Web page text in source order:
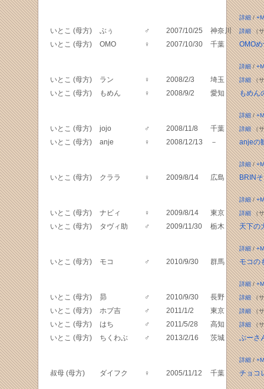
詳細/
いとこ (母方) ぶぅ ♂ 2007/10/25 神奈川 詳細（サ
いとこ (母方) OMO ♀ 2007/10/30 千葉 OMO
詳細/
いとこ (母方) ラン ♀ 2008/2/3 埼玉 詳細（サ
いとこ (母方) もめん ♀ 2008/9/2 愛知 もめん
詳細/
いとこ (母方) jojo ♂ 2008/11/8 千葉 詳細（サ
いとこ (母方) anje ♀ 2008/12/13 － anjeの
詳細/
いとこ (母方) クララ ♀ 2009/8/14 広島 BRIN
詳細/
いとこ (母方) ナビィ ♀ 2009/8/14 東京 詳細（サ
いとこ (母方) タヴィ助 ♂ 2009/11/30 栃木 天下の
詳細/
いとこ (母方) モコ ♂ 2010/9/30 群馬 モコの
詳細/
いとこ (母方) 昴 ♂ 2010/9/30 長野 詳細（サ
いとこ (母方) ホブ吉 ♂ 2011/1/2 東京 詳細（サ
いとこ (母方) はち ♂ 2011/5/28 高知 詳細（サ
いとこ (母方) ちくわぶ ♂ 2013/2/16 茨城 ぶーさ
詳細/
叔母 (母方) ダイフク ♀ 2005/11/12 千葉 チョコ